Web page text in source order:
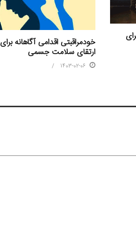
خودمراقبتی اقدامی آگاهانه برای
ارتقای سلامت جسمی
1403-02-06